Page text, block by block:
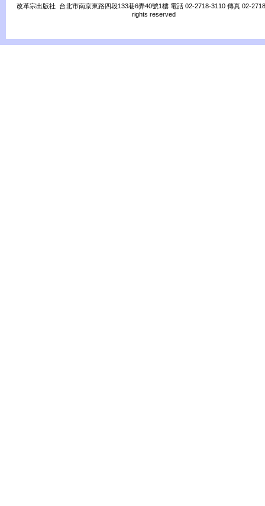
改革宗出版社 台北市南京東路四段133巷6弄40號1樓 電話 02-2718-3110 傳真 02-
rights reserved